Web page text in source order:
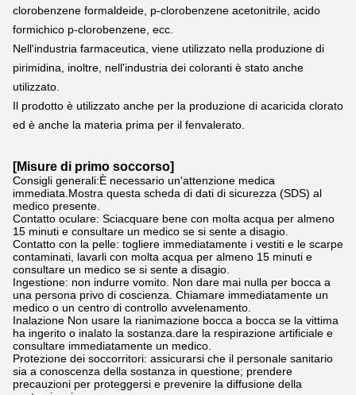
clorobenzene formaldeide, p-clorobenzene acetonitrile, acido
formichico p-clorobenzene, ecc.
Nell'industria farmaceutica, viene utilizzato nella produzione di
pirimidina, inoltre, nell'industria dei coloranti è stato anche
utilizzato.
Il prodotto è utilizzato anche per la produzione di acaricida clorato
ed è anche la materia prima per il fenvalerato.
[Misure di primo soccorso]
Consigli generali:È necessario un'attenzione medica
immediata.Mostra questa scheda di dati di sicurezza (SDS) al
medico presente.
Contatto oculare: Sciacquare bene con molta acqua per almeno
15 minuti e consultare un medico se si sente a disagio.
Contatto con la pelle: togliere immediatamente i vestiti e le scarpe
contaminati, lavarli con molta acqua per almeno 15 minuti e
consultare un medico se si sente a disagio.
Ingestione: non indurre vomito. Non dare mai nulla per bocca a
una persona privo di coscienza. Chiamare immediatamente un
medico o un centro di controllo avvelenamento.
Inalazione Non usare la rianimazione bocca a bocca se la vittima
ha ingerito o inalato la sostanza.dare la respirazione artificiale e
consultare immediatamente un medico.
Protezione dei soccorritori: assicurarsi che il personale sanitario
sia a conoscenza della sostanza in questione; prendere
precauzioni per proteggersi e prevenire la diffusione della